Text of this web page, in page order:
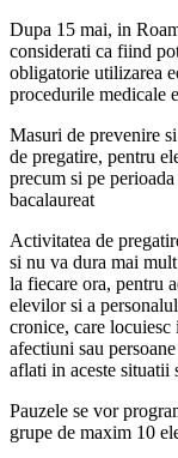
Dupa 15 mai, in
considerati ca fiind
obligatorie utilizarea
procedurile medicale
Masuri de prevenire
de pregatire, pentru
precum si pe
bacalaureat
Activitatea de
si nu va dura mai
la fiecare ora, pentru
elevilor si a
cronice, care locuiesc
afectiuni sau
aflati in aceste situatii
Pauzele se vor
grupe de maxim 10